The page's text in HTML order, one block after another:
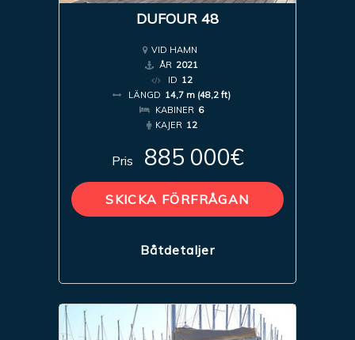
DUFOUR 48
VID HAMN
ÅR 2021
ID 12
LÄNGD 14,7 m (48,2 ft)
KABINER 6
KAJER 12
Pris 885 000€
SKICKA FÖRFRÅGAN
Båtdetaljer